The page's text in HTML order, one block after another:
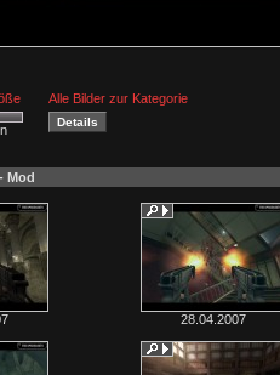
Alle Bilder zur Kategorie
Mod
28.04.2007